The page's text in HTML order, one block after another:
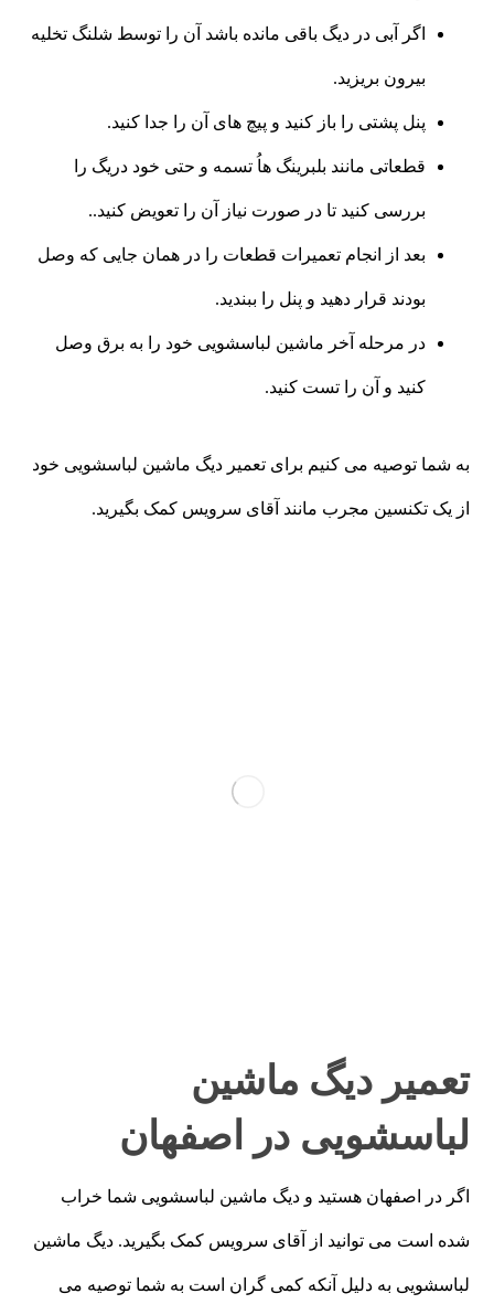
اگر آبی در دیگ باقی مانده باشد آن را توسط شلنگ تخلیه
بیرون بریزید.
پنل پشتی را باز کنید و پیچ های آن را جدا کنید.
قطعاتی مانند بلبرینگ هاُ تسمه و حتی خود دریگ را
بررسی کنید تا در صورت نیاز آن را تعویض کنید..
بعد از انجام تعمیرات قطعات را در همان جایی که وصل
بودند قرار دهید و پنل را ببندید.
در مرحله آخر ماشین لباسشویی خود را به برق وصل
کنید و آن را تست کنید.
به شما توصیه می کنیم برای تعمیر دیگ ماشین لباسشویی خود
از یک تکنسین مجرب مانند آقای سرویس کمک بگیرید.
تعمیر دیگ ماشین
لباسشویی در اصفهان
اگر در اصفهان هستید و دیگ ماشین لباسشویی شما خراب
شده است می توانید از آقای سرویس کمک بگیرید. دیگ ماشین
لباسشویی به دلیل آنکه کمی گران است به شما توصیه می